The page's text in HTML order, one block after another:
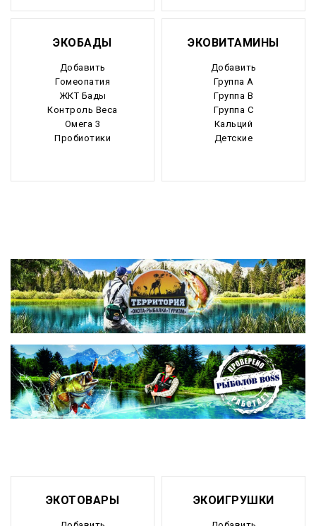
ЭКОБАДЫ
Добавить
Гомеопатия
ЖКТ Бады
Контроль Веса
Омега 3
Пробиотики
ЭКОВИТАМИНЫ
Добавить
Группа А
Группа В
Группа С
Кальций
Детские
ЭКОТОВАРЫ ЭКОИГРУШКИ